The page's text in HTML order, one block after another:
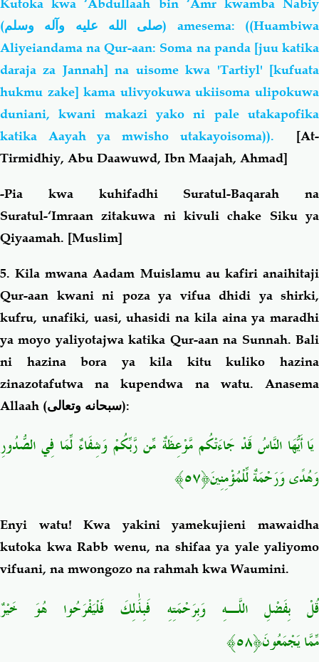
Kutoka kwa ‘Abdullaah bin ‘Amr kwamba Nabiy
(صلى الله عليه وآله وسلم) amesema: ((Huambiwa
Aliyeiandama na Qur-aan: Soma na panda [juu katika
daraja za Jannah] na uisome kwa 'Tartiyl' [kufuata
hukmu zake] kama ulivyokuwa ukiisoma ulipokuwa
duniani, kwani makazi yako ni pale utakapofika
katika Aayah ya mwisho utakayoisoma)).
[At-
Tirmidhiy, Abu Daawuwd, Ibn Maajah, Ahmad]
-Pia kwa kuhifadhi Suratul-Baqarah na
Suratul-‘Imraan zitakuwa ni kivuli chake Siku ya
Qiyaamah. [Muslim]
5. Kila mwana Aadam Muislamu au kafiri anaihitaji
Qur-aan kwani ni poza ya vifua dhidi ya shirki,
kufru, unafiki, uasi, uhasidi na kila aina ya maradhi
ya moyo yaliyotajwa katika Qur-aan na Sunnah. Bali
ni hazina bora ya kila kitu kuliko hazina
zinazotafutwa na kupendwa na watu. Anasema
Allaah (سبحانه وتعالى):
يَا أَيُّهَا النَّاسُ قَدْ جَاءَتْكُم مَّوْعِظَةٌ مِّن رَّبِّكُمْ وَشِفَاءٌ لِّمَا فِي الصُّدُورِ
وَهُدًى وَرَحْمَةٌ لِّلْمُؤْمِنِينَ﴿٥٧﴾
Enyi watu! Kwa yakini yamekujieni mawaidha
kutoka kwa Rabb wenu, na shifaa ya yale yaliyomo
vifuani, na mwongozo na rahmah kwa Waumini.
قُلْ بِفَضْلِ اللَّـهِ وَبِرَحْمَتِهِ فَبِذَٰلِكَ فَلْيَفْرَحُوا هُوَ خَيْرٌ
مِّمَّا يَجْمَعُونَ﴿٥٨﴾